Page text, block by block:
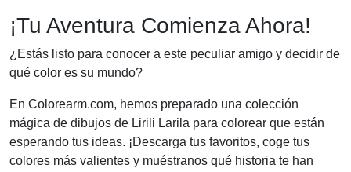
¡Tu Aventura Comienza Ahora!
¿Estás listo para conocer a este peculiar amigo y decidir de
qué color es su mundo?
En Colorearm.com, hemos preparado una colección
mágica de dibujos de Lirili Larila para colorear que están
esperando tus ideas. ¡Descarga tus favoritos, coge tus
colores más valientes y muéstranos qué historia te han